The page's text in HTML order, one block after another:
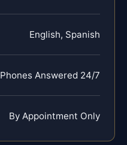
English, Spanish
Phones Answered 24/7
By Appointment Only